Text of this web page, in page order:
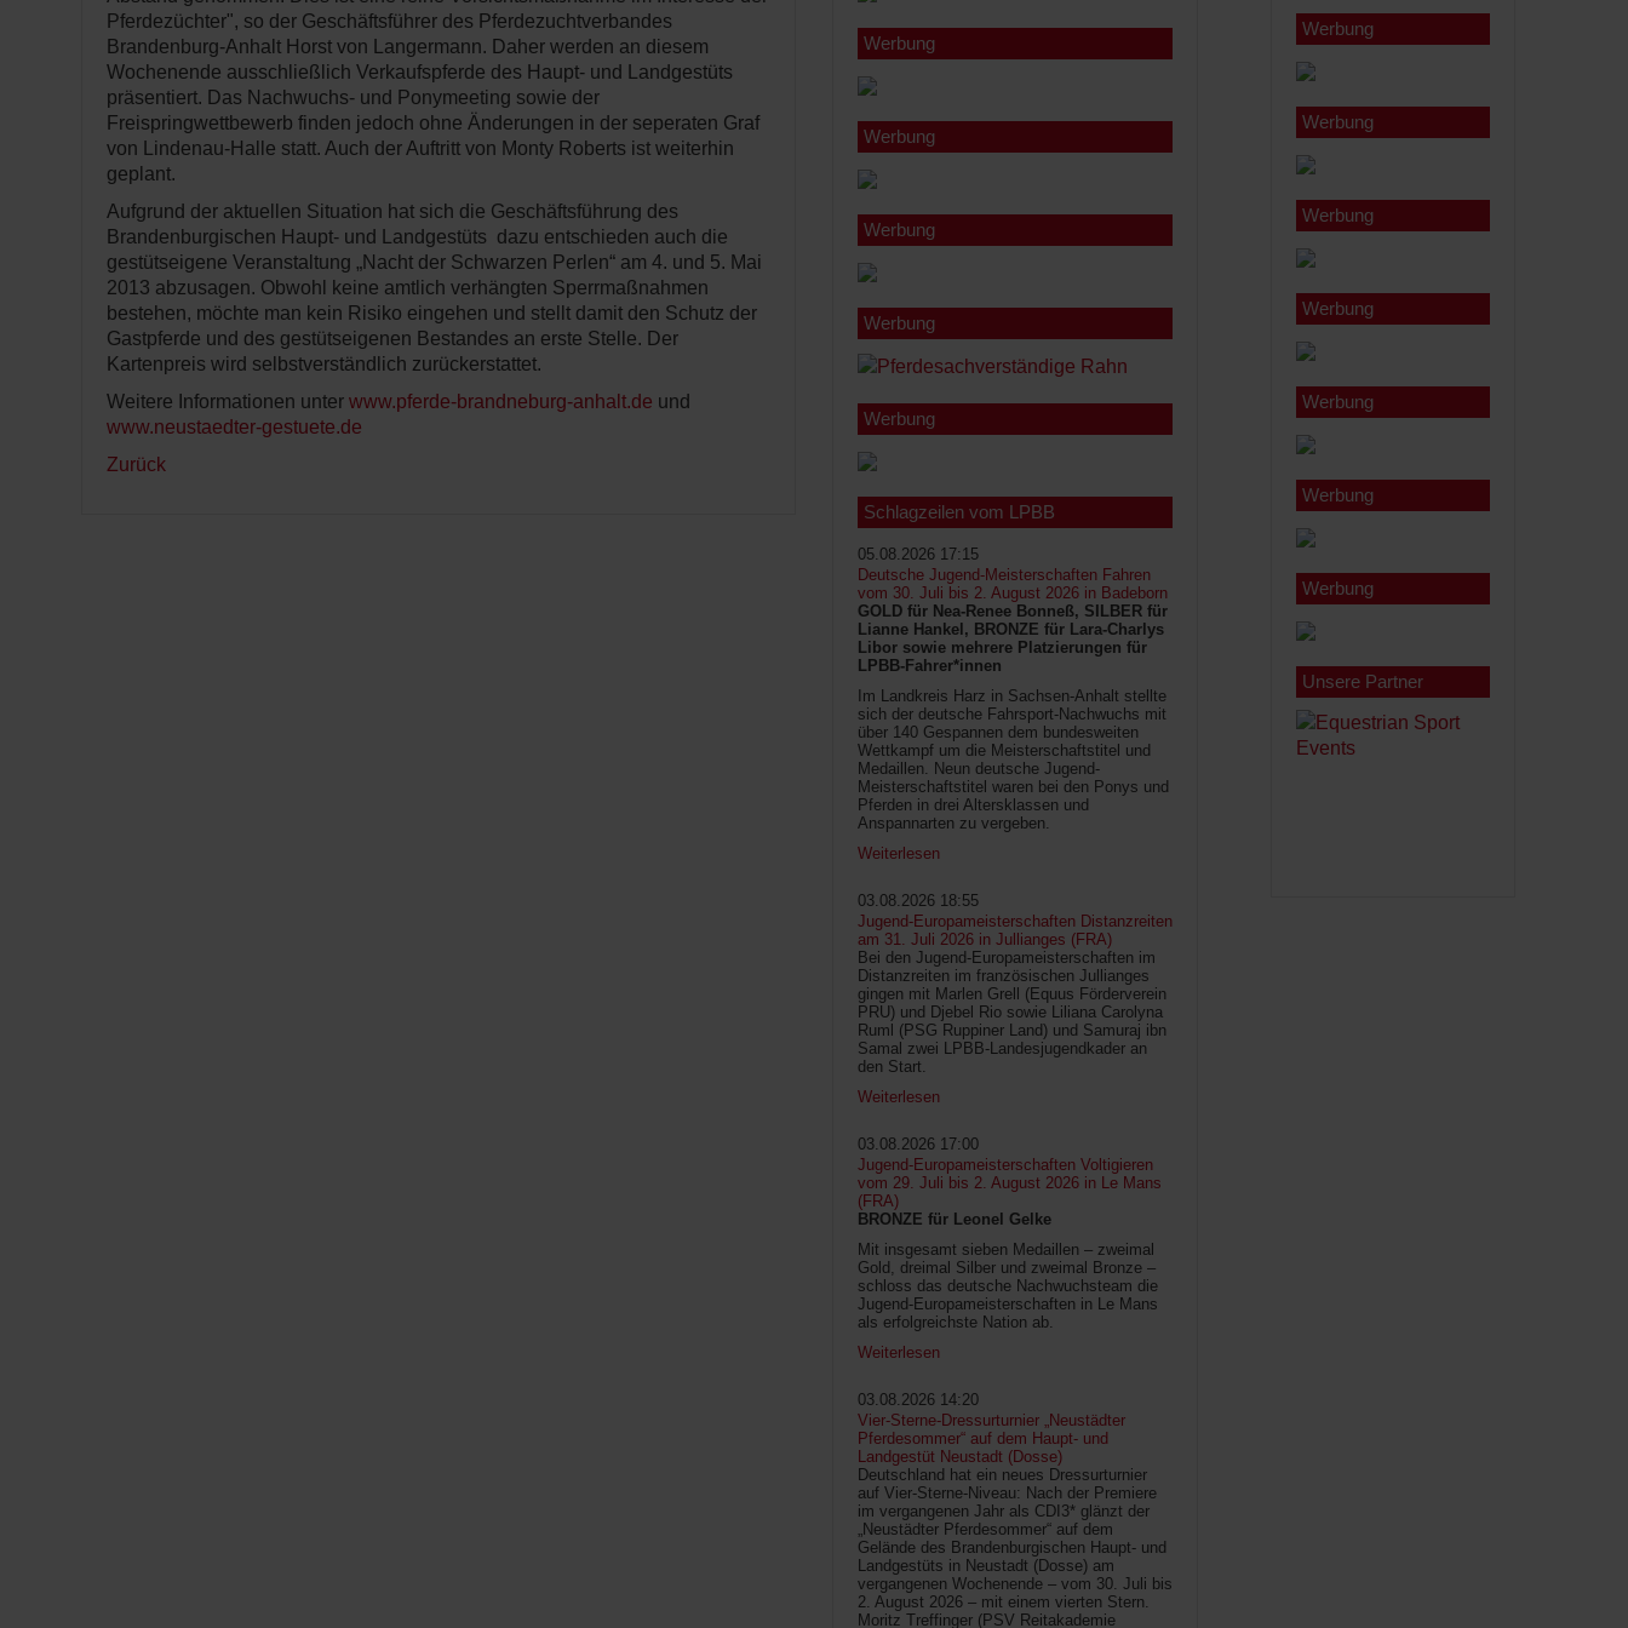
Pferdezüchter", so der Geschäftsführer des Pferdezuchtverbandes
Brandenburg-Anhalt Horst von Langermann. Daher werden an diesem
Wochenende ausschließlich Verkaufspferde des Haupt- und Landgestüts
präsentiert. Das Nachwuchs- und Ponymeeting sowie der
Freispringwettbewerb finden jedoch ohne Änderungen in der seperaten Graf
von Lindenau-Halle statt. Auch der Auftritt von Monty Roberts ist weiterhin
geplant.
Aufgrund der aktuellen Situation hat sich die Geschäftsführung des
Brandenburgischen Haupt- und Landgestüts dazu entschieden auch die
gestütseigene Veranstaltung „Nacht der Schwarzen Perlen“ am 4. und 5. Mai
2013 abzusagen. Obwohl keine amtlich verhängten Sperrmaßnahmen
bestehen, möchte man kein Risiko eingehen und stellt damit den Schutz der
Gastpferde und des gestütseigenen Bestandes an erste Stelle. Der
Kartenpreis wird selbstverständlich zurückerstattet.
Weitere Informationen unter www.pferde-brandneburg-anhalt.de und
www.neustaedter-gestuete.de
Zurück
Werbung
Werbung
Werbung
Werbung
Werbung
Schlagzeilen vom LPBB
05.08.2026 17:15
Deutsche Jugend-Meisterschaften Fahren
vom 30. Juli bis 2. August 2026 in Badeborn
GOLD für Nea-Renee Bonneß, SILBER für
Lianne Hankel, BRONZE für Lara-Charlys
Libor sowie mehrere Platzierungen für
LPBB-Fahrer*innen
Im Landkreis Harz in Sachsen-Anhalt stellte
sich der deutsche Fahrsport-Nachwuchs mit
über 140 Gespannen dem bundesweiten
Wettkampf um die Meisterschaftstitel und
Medaillen. Neun deutsche Jugend-
Meisterschaftstitel waren bei den Ponys und
Pferden in drei Altersklassen und
Anspannarten zu vergeben.
Weiterlesen
03.08.2026 18:55
Jugend-Europameisterschaften Distanzreiten
am 31. Juli 2026 in Jullianges (FRA)
Bei den Jugend-Europameisterschaften im
Distanzreiten im französischen Jullianges
gingen mit Marlen Grell (Equus Förderverein
PRU) und Djebel Rio sowie Liliana Carolyna
Ruml (PSG Ruppiner Land) und Samuraj ibn
Samal zwei LPBB-Landesjugendkader an
den Start.
Weiterlesen
03.08.2026 17:00
Jugend-Europameisterschaften Voltigieren
vom 29. Juli bis 2. August 2026 in Le Mans
(FRA)
BRONZE für Leonel Gelke
Mit insgesamt sieben Medaillen – zweimal
Gold, dreimal Silber und zweimal Bronze –
schloss das deutsche Nachwuchsteam die
Jugend-Europameisterschaften in Le Mans
als erfolgreichste Nation ab.
Weiterlesen
03.08.2026 14:20
Vier-Sterne-Dressurturnier „Neustädter
Pferdesommer“ auf dem Haupt- und
Landgestüt Neustadt (Dosse)
Deutschland hat ein neues Dressurturnier
auf Vier-Sterne-Niveau: Nach der Premiere
im vergangenen Jahr als CDI3* glänzt der
„Neustädter Pferdesommer“ auf dem
Gelände des Brandenburgischen Haupt- und
Landgestüts in Neustadt (Dosse) am
vergangenen Wochenende – vom 30. Juli bis
2. August 2026 – mit einem vierten Stern.
Moritz Treffinger (PSV Reitakademie
Werbung
Werbung
Werbung
Werbung
Werbung
Werbung
Werbung
Unsere Partner